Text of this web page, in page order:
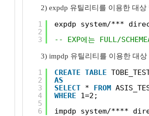
2) expdp 유틸리티를 이용한 대상
1
2
3
expdp system/***
-- EXP에는 FULL/
3) impdp 유틸리티를 이용한 대상
1
2
3
4
5
6
CREATE TABLE
AS
SELECT * FROM
WHERE
1=2;
impdp system/****